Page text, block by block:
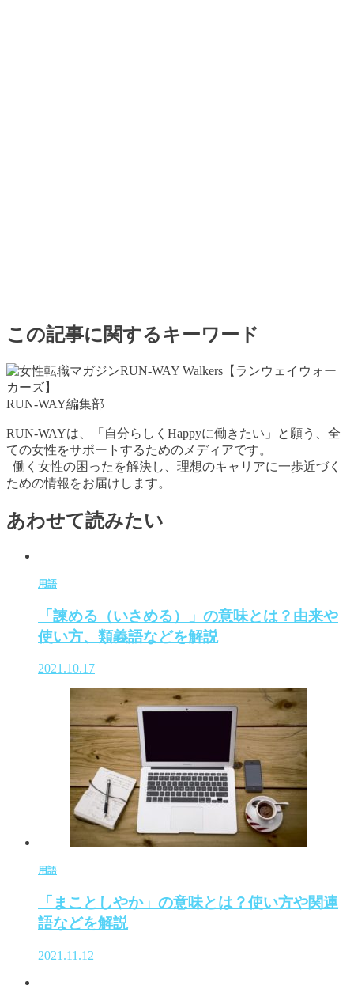
この記事に関するキーワード
RUN-WAY編集部
RUN-WAYは、「自分らしくHappyに働きたい」と願う、全
ての女性をサポートするためのメディアです。
働く女性の困ったを解決し、理想のキャリアに一歩近づく
ための情報をお届けします。
あわせて読みたい
用語
「諫める（いさめる）」の意味とは？由来や
使い方、類義語などを解説
2021.10.17
用語
「まことしやか」の意味とは？使い方や関連
語などを解説
2021.11.12